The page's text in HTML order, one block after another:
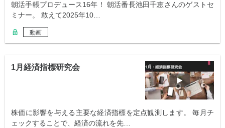
朝活手帳プロデュース16年！ 朝活番長池田千恵さんのゲストセ
ミナー。 敢えて2025年10…
動画
1月経済指標研究会
株価に影響を与える主要な経済指標を定点観測します。 毎月チ
ェックすることで、経済の流れを先…